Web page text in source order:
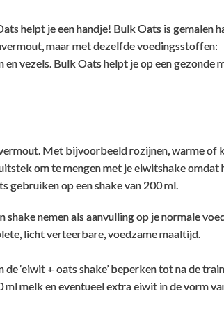
helpt je een handje! Bulk Oats is gemalen
maar met dezelfde voedingsstoffen:
vezels. Bulk Oats helpt je op een gezonde
Met bijvoorbeeld rozijnen, warme of
om te mengen met je eiwitshake omdat
gebruiken op een shake van 200 ml.
nemen als aanvulling op je normale
licht verteerbare, voedzame maaltijd.
‘eiwit + oats shake’ beperken tot na de
melk en eventueel extra eiwit in de vorm
goed
,26 mei 2024
wel biologisch?
etiket als 'biologisch' te mogen aanduiden,
zijn.
gisteren ook een nieuwere batch binnen
verkocht is maar bij meerdere zakken
datum wenst te ontvangen, dat is geen